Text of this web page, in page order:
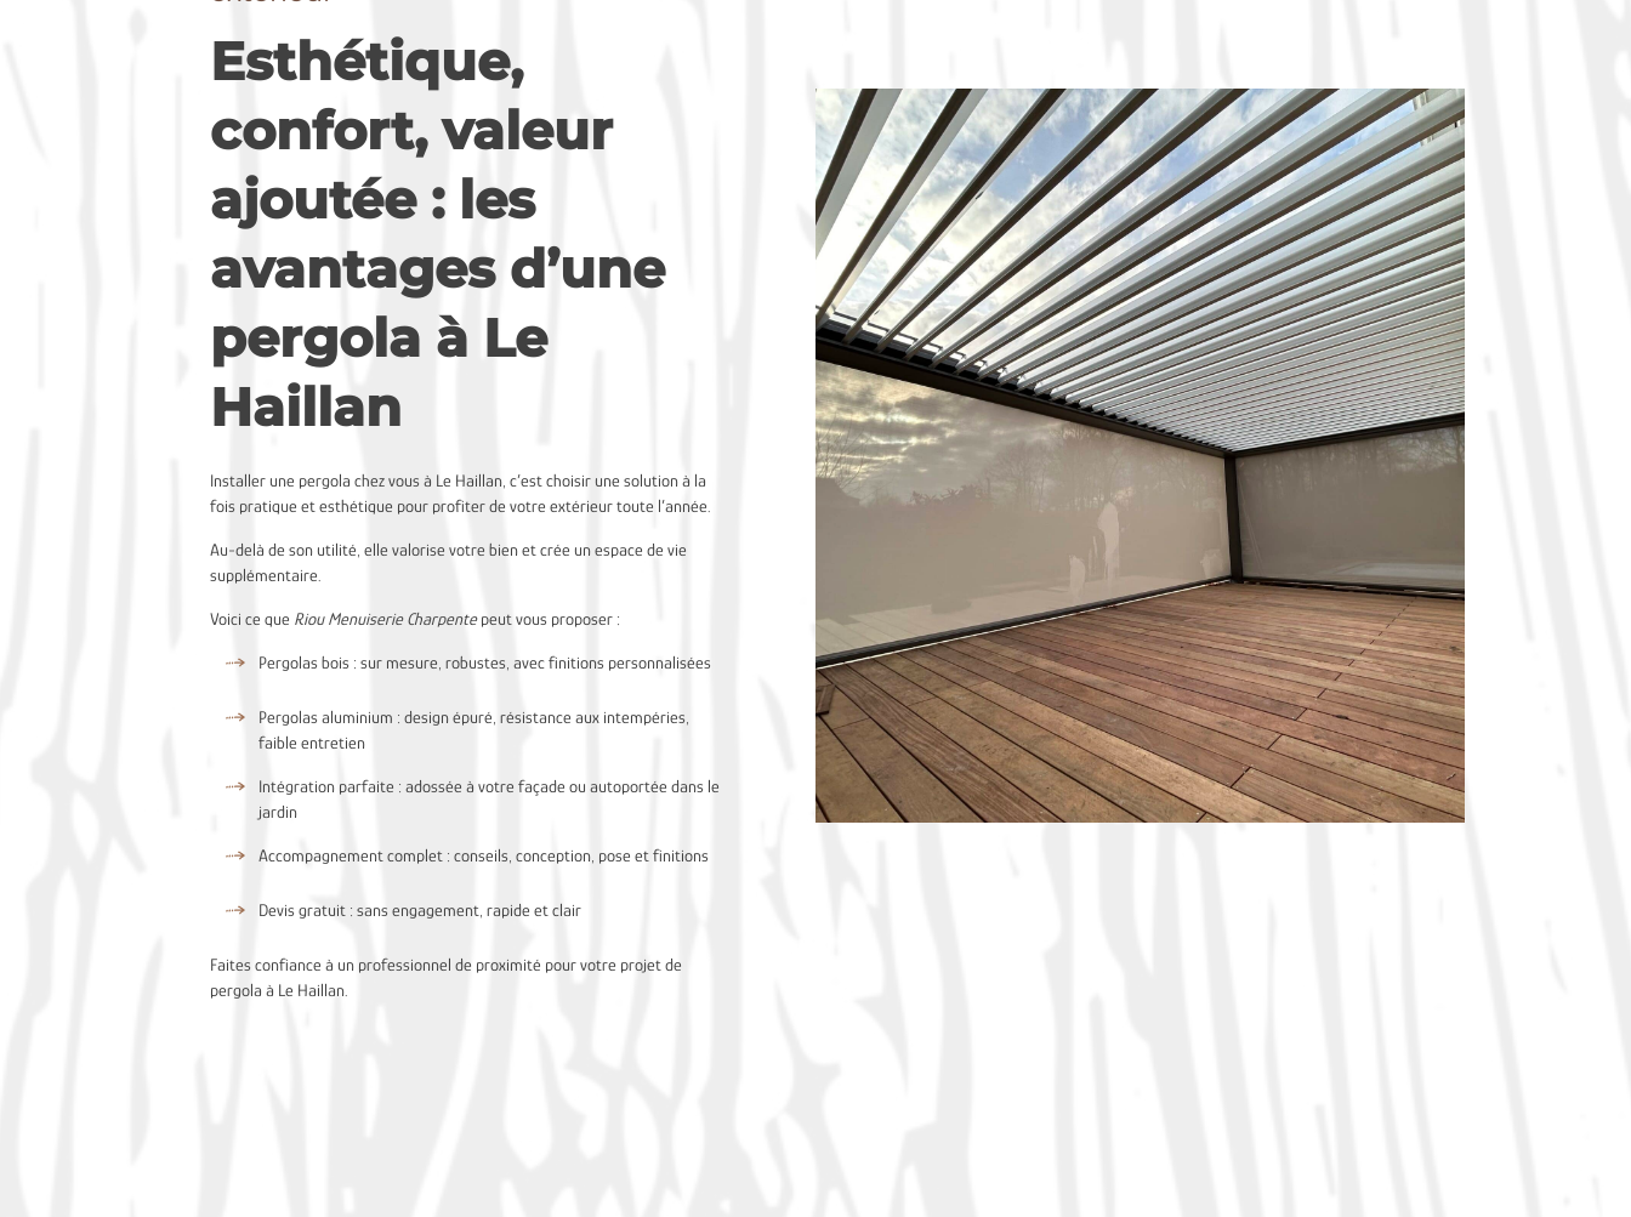
Esthétique,
confort, valeur
ajoutée : les
avantages d’une
pergola à Le
Haillan
Installer une pergola chez vous à Le Haillan, c’est choisir une solution à la
fois pratique et esthétique pour profiter de votre extérieur toute l’année.
Au-delà de son utilité, elle valorise votre bien et crée un espace de vie
supplémentaire.
Voici ce que Riou Menuiserie Charpentepeut vous proposer :
Pergolas bois : sur mesure, robustes, avec finitions personnalisées
Pergolas aluminium : design épuré, résistance aux intempéries,
faible entretien
Intégration parfaite : adossée à votre façade ou autoportée dans le
jardin
Accompagnement complet : conseils, conception, pose et finitions
Devis gratuit : sans engagement, rapide et clair
Faites confiance à un professionnel de proximité pour votre projet de
pergola à Le Haillan.